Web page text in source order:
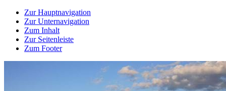
Zur Hauptnavigation
Zur Unternavigation
Zum Inhalt
Zur Seitenleiste
Zum Footer